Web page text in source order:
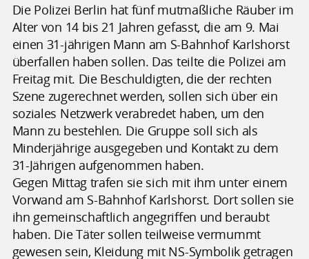
Die Polizei Berlin hat fünf mutmaßliche Räuber im
Alter von 14 bis 21 Jahren gefasst, die am 9. Mai
einen 31-jährigen Mann am S-Bahnhof Karlshorst
überfallen haben sollen. Das teilte die Polizei am
Freitag mit. Die Beschuldigten, die der rechten
Szene zugerechnet werden, sollen sich über ein
soziales Netzwerk verabredet haben, um den
Mann zu bestehlen. Die Gruppe soll sich als
Minderjährige ausgegeben und Kontakt zu dem
31-Jährigen aufgenommen haben.
Gegen Mittag trafen sie sich mit ihm unter einem
Vorwand am S-Bahnhof Karlshorst. Dort sollen sie
ihn gemeinschaftlich angegriffen und beraubt
haben. Die Täter sollen teilweise vermummt
gewesen sein, Kleidung mit NS-Symbolik getragen